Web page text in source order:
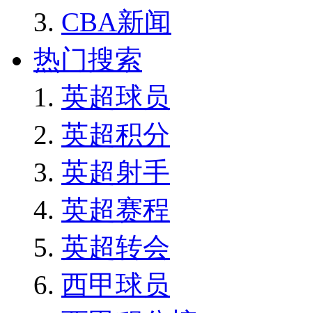
CBA新闻
热门搜索
英超球员
英超积分
英超射手
英超赛程
英超转会
西甲球员